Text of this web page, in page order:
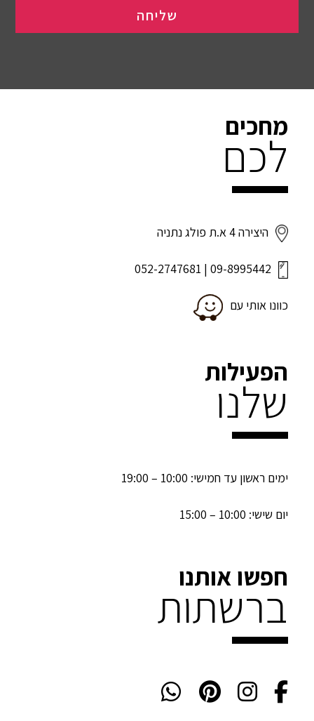
מחכים
לכם
היצירה 4 א.ת פולג נתניה
09-8995442
|
052-2747681
כוונו אותי עם
הפעילות
שלנו
ימים ראשון עד חמישי: 10:00 – 19:00
יום שישי: 10:00 – 15:00
חפשו אותנו
ברשתות